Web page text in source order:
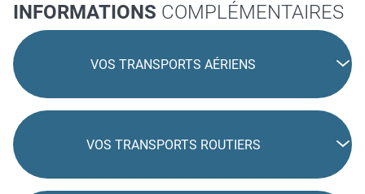
INFORMATIONS COMPLÉMENTAIRES
VOS TRANSPORTS AÉRIENS
VOS TRANSPORTS ROUTIERS